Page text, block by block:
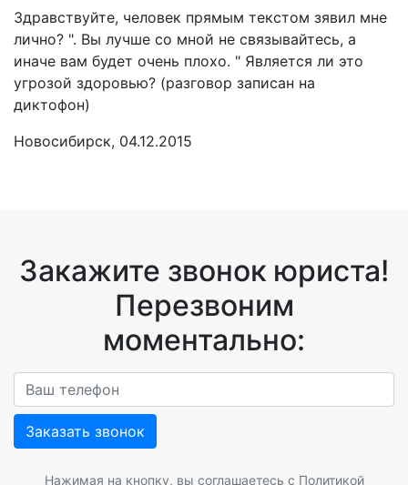
Здравствуйте, человек прямым текстом зявил мне
лично? ". Вы лучше со мной не связывайтесь, а
иначе вам будет очень плохо. " Является ли это
угрозой здоровью? (разговор записан на
диктофон)
Новосибирск, 04.12.2015
Закажите звонок юриста!
Перезвоним
моментально:
Заказать звонок
Нажимая на кнопку, вы соглашаетесь с Политикой